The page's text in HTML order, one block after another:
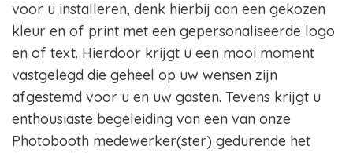
voor u installeren, denk hierbij aan een gekozen
kleur en of print met een gepersonaliseerde logo
en of text. Hierdoor krijgt u een mooi moment
vastgelegd die geheel op uw wensen zijn
afgestemd voor u en uw gasten. Tevens krijgt u
enthousiaste begeleiding van een van onze
Photobooth medewerker(ster) gedurende het